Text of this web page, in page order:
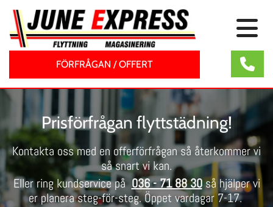
FÖRFRÅGAN / OFFERT
Prisförfrågan flyttstädning!
Kontakta oss med en offerförfrågan så återkommer vi
så snart vi kan.
Eller ring kundservice på 036 - 71 88 30så hjälper vi
er planera steg-för-steg. Öppet vardagar 7-17.